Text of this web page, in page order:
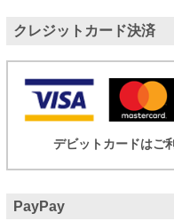
クレジットカード決済
デビットカードはご
PayPay